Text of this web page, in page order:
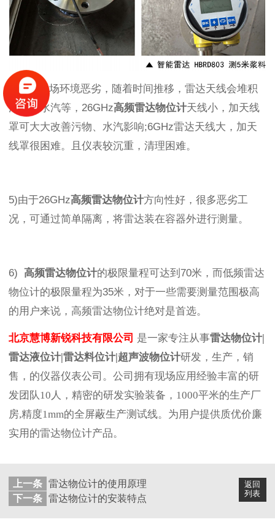
4)由于现场环境恶劣，随着时间推移，雷达天线会堆积
污物、水汽等，26GHz高频雷达物位计天线小，加天线
罩可大大改善污物、水汽影响;6GHz雷达天线大，加天
线罩很困难。且仪表较沉重，清理困难。
5)由于26GHz高频雷达物位计方向性好，很多恶劣工
况，可通过简单隔离，将雷达装在容器外进行测量。
6) 高频雷达物位计的极限量程可达到 70米，而低频雷达
物位计的极限量程为35米，对于一些需要测量范围极高
的用户来说，高频雷达物位计绝对是首选。
北京慧博新锐科技有限公司 是一家专注从事雷达物位计|
雷达液位计|雷达料位计|超声波物位计研发，生产，销
售，的仪器仪表公司。公司拥有现场应用经验丰富的研
发团队10人，精密的研发实验装备，1000平米的生产厂
房,精度1mm的全屏蔽生产测试线。为用户提供质优价廉
实用的雷达物位计产品。
返回
列表
上一条 雷达物位计的使用原理
下一条 雷达物位计的安装特点